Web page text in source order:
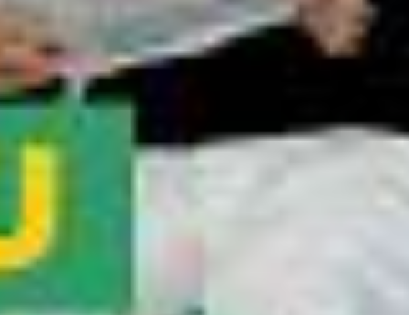
O Cadu abriu a caixa preta da Lurdinha | A Praça é Nossa
O Paulinho Gogó tentou, mas não levou | A Praça é Nossa
A Praça É Nossa (09/07/26)